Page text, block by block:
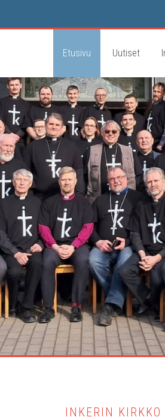
Etusivu Uutiset
INKERIN KIRKKO